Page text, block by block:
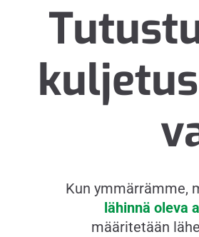
Kun ymmärrämme,
lähinnä oleva
määritetään